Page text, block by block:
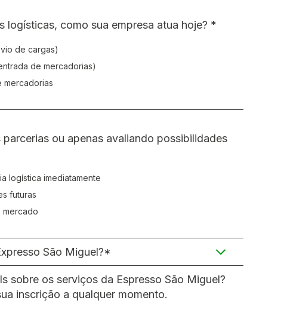
logísticas, como sua empresa atua hoje? *
logísticas, como sua empresa atua hoje? *
de cargas)
de mercadorias)
mercadorias
ou apenas avaliando possibilidades
ou apenas avaliando possibilidades futuras? *
logística imediatamente
futuras
mercado
São Miguel?*
sobre os serviços da Espresso São Miguel?
inscrição a qualquer momento.